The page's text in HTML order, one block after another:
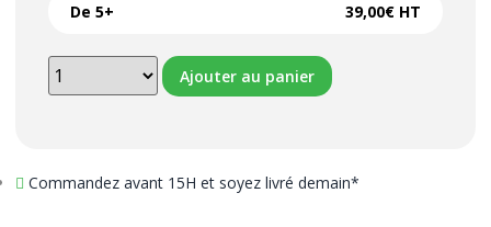
De 5+ 39,00€ HT
Ajouter au panier
Commandez avant 15H et soyez livré demain*